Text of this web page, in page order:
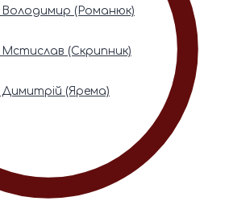
Володимир (Романюк)
Мстислав (Скрипник)
Димитрій (Ярема)